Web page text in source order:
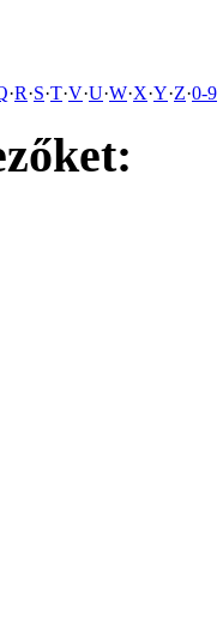
·R·S·T·V·U·W·X·Y·Z·0-9